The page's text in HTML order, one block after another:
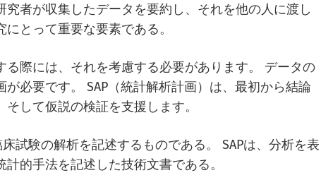
者が収集したデータを要約し、それを他の人に渡し
とって重要な要素である。
際には、それを考慮する必要があります。 データの
必要です。 SAP（統計解析計画）は、最初から結論
して仮説の検証を支援します。
試験の解析を記述するものである。 SAPは、分析を表
的手法を記述した技術文書である。